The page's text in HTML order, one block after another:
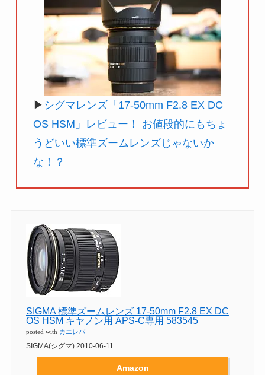
▶ シグマレンズ「17-50mm F2.8 EX DC
OS HSM」レビュー！ お値段的にもちょ
うどいい標準ズームレンズじゃないか
な！？
SIGMA 標準ズームレンズ 17-50mm F2.8 EX DC
OS HSM キヤノン用 APS-C専用 583545
posted with カエレバ
SIGMA(シグマ) 2010-06-11
Amazon